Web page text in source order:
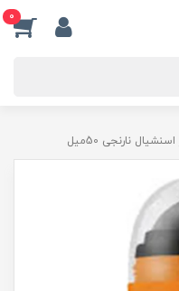
0
نارنجی 50میل